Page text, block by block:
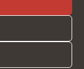
y variado
de
jornada